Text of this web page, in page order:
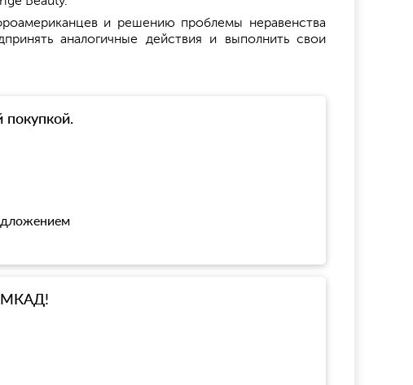
и решению проблемы неравенства
аналогичные действия и выполнить свои
МКАД!